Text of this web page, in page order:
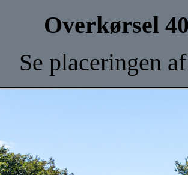
Overkørsel
Se placeringen